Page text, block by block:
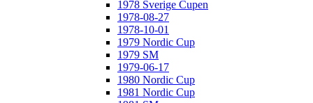
1978 Sverige Cupen
1978-08-27
1978-10-01
1979 Nordic Cup
1979 SM
1979-06-17
1980 Nordic Cup
1981 Nordic Cup